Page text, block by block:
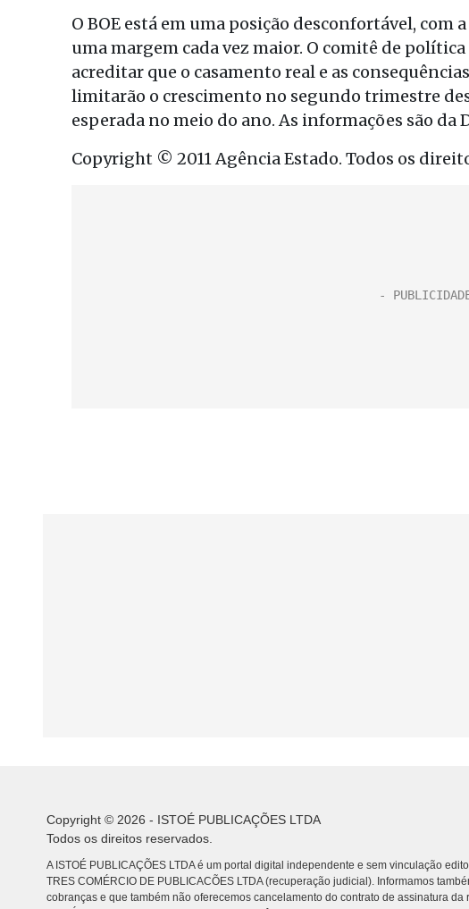
O BOE está em uma posição desconfortável, com
uma margem cada vez maior. O comitê de
acreditar que o casamento real e as
limitarão o crescimento no segundo trimestre
esperada no meio do ano. As informações são da
Copyright © 2011 Agência Estado. Todos os
Copyright © 2026 - ISTOÉ PUBLICAÇÕES LTDA
Todos os direitos reservados.
A ISTOÉ PUBLICAÇÕES LTDA é um portal digital independente e sem vinculação
TRES COMÉRCIO DE PUBLICACÕES LTDA (recuperação judicial). Informamos
cobranças e que também não oferecemos cancelamento do contrato de assinatura da